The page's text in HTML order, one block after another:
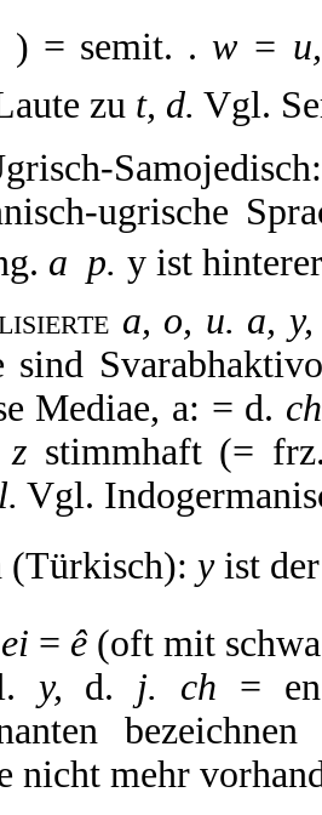
= semit. . w =
zu t, d. Vgl.
ugrische
a  p. y ist
a, o, u. a,
sind
Mediae, a: = d. ch
z stimmhaft (=
l. Vgl.
(Türkisch): yist
ei = ê(oft mit
y, d. j. ch =
nicht mehr